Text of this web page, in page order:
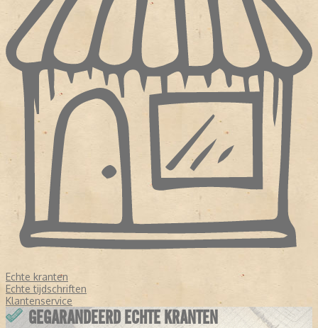
Echte kranten
Echte tijdschriften
Klantenservice
GEGARANDEERD ECHTE KRANTEN